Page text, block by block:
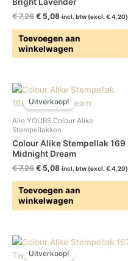
€7,26 € 5,08 incl. btw (excl. € 4,20)
Toevoegen aan
winkelwagen
Uitverkoop!
Alle YOURS Colour Alike
Stempellakken
Colour Alike Stempellak 169
Midnight Dream
€7,26
Oorspronkelijke
prijs
was:
€ 7,26.
€ 5,08
Huidige
prijs
is:
€ 5,08.
incl. btw (excl. € 4,20)
Toevoegen aan
winkelwagen
Uitverkoop!
Oorspronkelijke
prijs
was:
Huidige
prijs
is: